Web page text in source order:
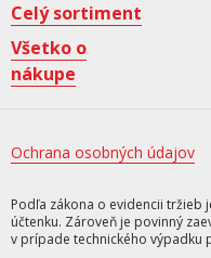
Celý sortiment
Všetko o
nákupe
Ochrana osobných údajov
Podľa zákona o evidencii tržieb
účtenku. Zároveň je povinný
v prípade technického výpadku